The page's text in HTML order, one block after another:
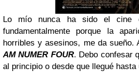
Lo mío nunca ha sido el cine
fundamentalmente porque la
horribles y asesinos, me da sueño.
AM NUMER FOUR. Debo confesar
al principio o desde que llegué